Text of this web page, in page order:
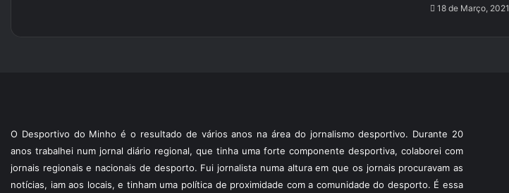
18 de Março, 2021
O Desportivo do Minho é o resultado de vários anos na área do jornalismo desportivo. Durante 20
anos trabalhei num jornal diário regional, que tinha uma forte componente desportiva, colaborei com
jornais regionais e nacionais de desporto. Fui jornalista numa altura em que os jornais procuravam as
notícias, iam aos locais, e tinham uma política de proximidade com a comunidade do desporto. É essa